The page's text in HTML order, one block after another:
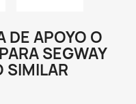
DE APOYO O
SEGWAY
SIMILAR